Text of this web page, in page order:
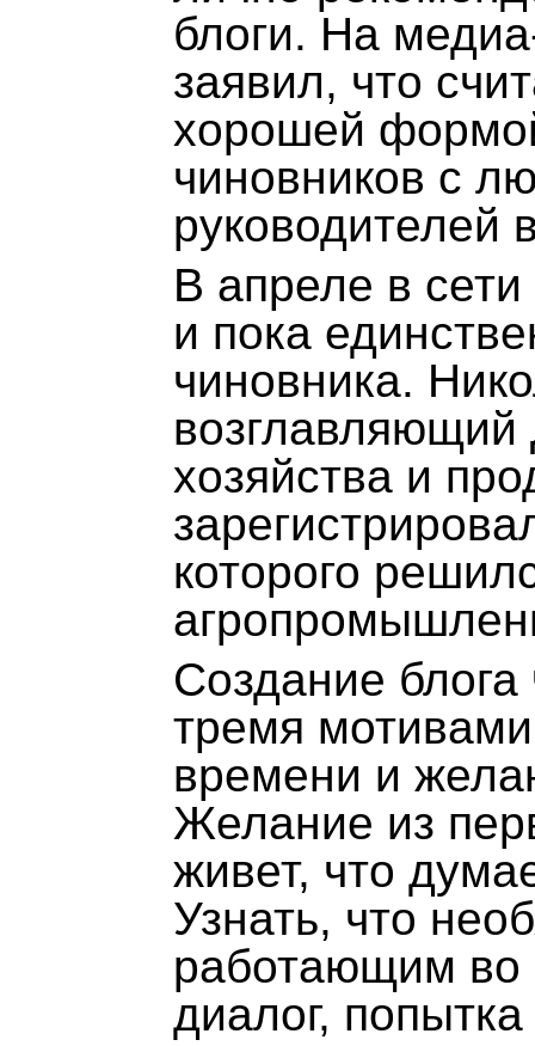
блоги. На
заявил, что
хорошей
чиновников с
руководителей
В апреле в
и пока
чиновника.
возглавляющий
хозяйства и
которого
Создание блога
тремя
времени и
Желание из
живет, что
Узнать, что
работающим во
диалог,